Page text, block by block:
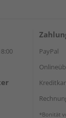
PayPal
*Bonität